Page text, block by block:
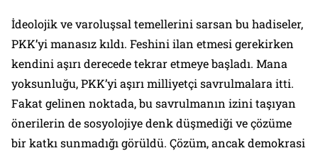
İdeolojik ve varoluşsal temellerini sarsan bu hadiseler,
PKK’yi manasız kıldı. Feshini ilan etmesi gerekirken
kendini aşırı derecede tekrar etmeye başladı. Mana
yoksunluğu, PKK’yi aşırı milliyetçi savrulmalara itti.
Fakat gelinen noktada, bu savrulmanın izini taşıyan
önerilerin de sosyolojiye denk düşmediği ve çözüme
bir katkı sunmadığı görüldü. Çözüm, ancak demokrasi